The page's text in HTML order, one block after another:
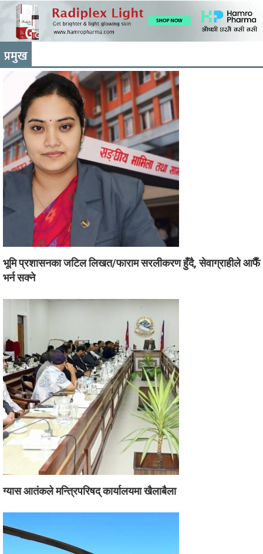
प्रमुख
भूमि प्रशासनका जटिल लिखत/फाराम सरलीकरण हुँदै, सेवाग्राहीले आफैँ
भर्न सक्ने
ग्यास आतंकले मन्त्रिपरिषद् कार्यालयमा खैलाबैला